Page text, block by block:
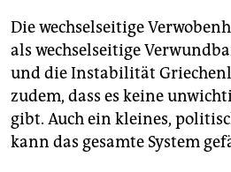
Die wechselseitige
als wechselseitige
und die Instabilität
zudem, dass es keine
gibt. Auch ein kleines,
kann das gesamte System